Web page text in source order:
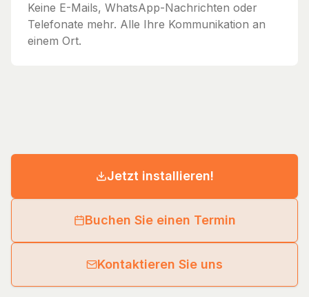
Keine E-Mails, WhatsApp-Nachrichten oder
Telefonate mehr. Alle Ihre Kommunikation an
einem Ort.
Jetzt installieren!
Buchen Sie einen Termin
Kontaktieren Sie uns